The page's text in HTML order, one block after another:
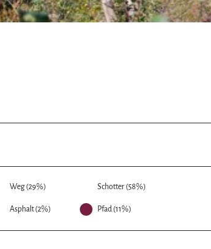
Weg (29%) Schotter (58%)
Asphalt (2%) Pfad (11%)